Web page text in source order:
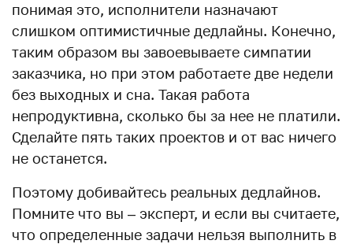
понимая это, исполнители назначают
слишком оптимистичные дедлайны. Конечно,
таким образом вы завоевываете симпатии
заказчика, но при этом работаете две недели
без выходных и сна. Такая работа
непродуктивна, сколько бы за нее не платили.
Сделайте пять таких проектов и от вас ничего
не останется.
Поэтому добивайтесь реальных дедлайнов.
Помните что вы – эксперт, и если вы считаете,
что определенные задачи нельзя выполнить в